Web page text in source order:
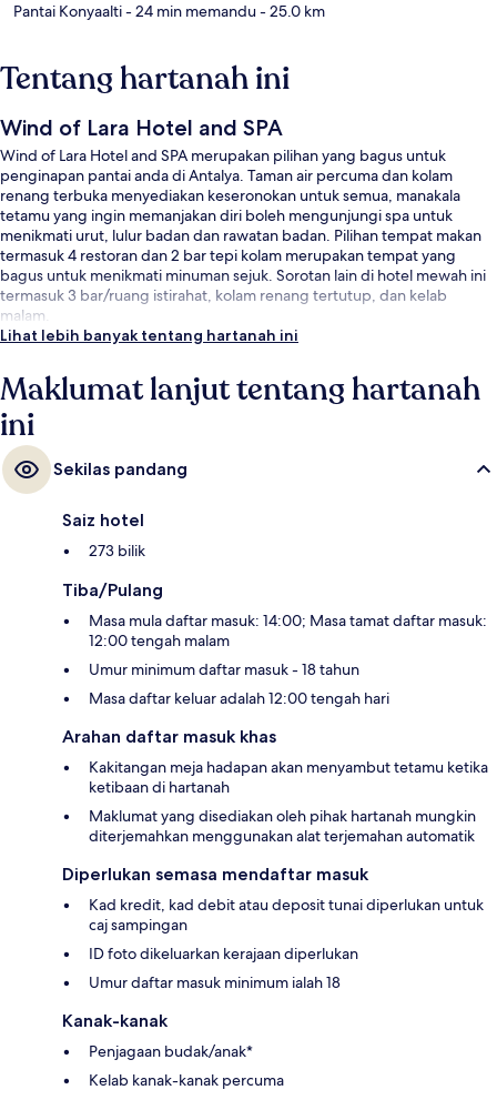
Pantai Konyaalti- 24 min memandu- 25.0 km
Tentang hartanah ini
Wind of Lara Hotel and SPA
Wind of Lara Hotel and SPA merupakan pilihan yang bagus untuk
penginapan pantai anda di Antalya. Taman air percuma dan kolam
renang terbuka menyediakan keseronokan untuk semua, manakala
tetamu yang ingin memanjakan diri boleh mengunjungi spa untuk
menikmati urut, lulur badan dan rawatan badan. Pilihan tempat makan
termasuk 4 restoran dan 2 bar tepi kolam merupakan tempat yang
bagus untuk menikmati minuman sejuk. Sorotan lain di hotel mewah ini
termasuk 3 bar/ruang istirahat, kolam renang tertutup, dan kelab
malam.
Lihat lebih banyak tentang hartanah ini
Maklumat lanjut tentang hartanah
ini
Sekilas pandang
Saiz hotel
273 bilik
Tiba/Pulang
Masa mula daftar masuk: 14:00; Masa tamat daftar masuk:
12:00 tengah malam
Umur minimum daftar masuk - 18 tahun
Masa daftar keluar adalah 12:00 tengah hari
Arahan daftar masuk khas
Kakitangan meja hadapan akan menyambut tetamu ketika
ketibaan di hartanah
Maklumat yang disediakan oleh pihak hartanah mungkin
diterjemahkan menggunakan alat terjemahan automatik
Diperlukan semasa mendaftar masuk
Kad kredit, kad debit atau deposit tunai diperlukan untuk
caj sampingan
ID foto dikeluarkan kerajaan diperlukan
Umur daftar masuk minimum ialah 18
Kanak-kanak
Penjagaan budak/anak*
Kelab kanak-kanak percuma